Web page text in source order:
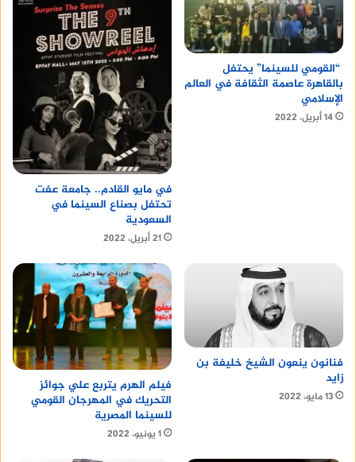
“القومي للسينما” يحتفل
بالقاهرة عاصمة الثقافة في العالم
الإسلامي
14 أبريل، 2022
في مايو القادم.. جامعة عفت
تحتفل بصناع السينما في
السعودية
21 أبريل، 2022
فنانون ينعون الشيخ خليفة بن
زايد
13 مايو، 2022
فيلم الهرم يتربع علي جوائز
التحريك في المهرجان القومي
للسينما المصرية
1 يونيو، 2022